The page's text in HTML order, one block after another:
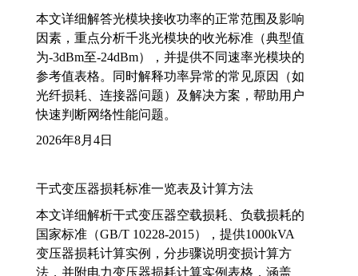
本文详细解答光模块接收功率的正常范围及影响
因素，重点分析千兆光模块的收光标准（典型值
为-3dBm至-24dBm），并提供不同速率光模块的
参考值表格。同时解释功率异常的常见原因（如
光纤损耗、连接器问题）及解决方案，帮助用户
快速判断网络性能问题。
2026年8月4日
干式变压器损耗标准一览表及计算方法
本文详细解析干式变压器空载损耗、负载损耗的
国家标准（GB/T 10228-2015），提供1000kVA
变压器损耗计算实例，分步骤说明变损计算方
法，并附电力变压器损耗计算实例表格，涵盖